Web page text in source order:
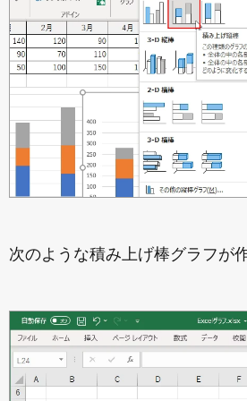
次のような積み上げ棒グラフが